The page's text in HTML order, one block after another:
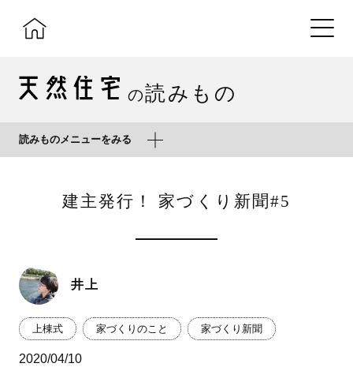
の読みもの
読みものメニューをみる
建主発行！ 家づくり新聞#5
井上
上棟式 家づくりのこと 家づくり新聞
2020/04/10